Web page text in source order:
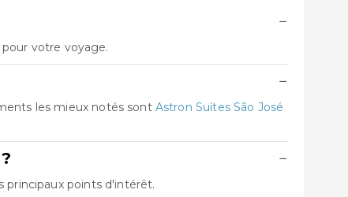
−
votre voyage.
−
les mieux notés sont Astron Suítes São José
−
principaux points d'intérêt.